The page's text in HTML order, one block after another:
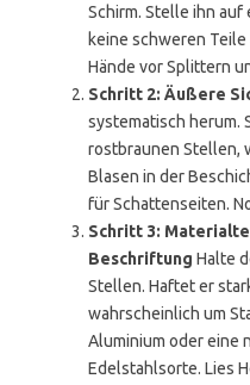
Schirm. Stelle ihn
keine schweren
Hände vor Splittern
Schritt 2: Äußere
systematisch herum.
rostbraunen Stellen,
Blasen in der
für Schattenseiten.
Schritt 3:
Beschriftung Halte
Stellen. Haftet er
wahrscheinlich um
Aluminium oder eine
Edelstahlsorte. Lies